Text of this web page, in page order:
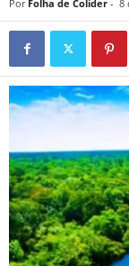
Por Folha de Colíder - 8